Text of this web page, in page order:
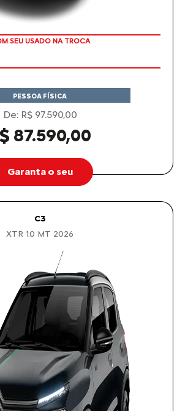
TAXA ZERO
PESSOA FÍSICA
De: R$ 97.590,00
87.590,00
Garanta o seu
C3
XTR 1.0 MT 2026